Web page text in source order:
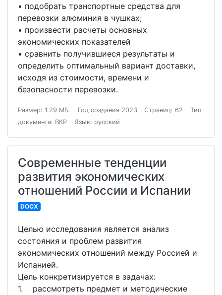
• подобрать транспортные средства для
перевозки алюминия в чушках;
• произвести расчеты основных
экономических показателей
• сравнить получившиеся результаты и
определить оптимальный вариант доставки,
исходя из стоимости, времени и
безопасности перевозки.
Размер: 1.29 МБ. Год создания 2023 Страниц: 62
Тип
документа: ВКР
Язык: русский
Современные тенденции
развития экономических
отношений России и Испании
DOCX
Целью исследования является анализ
состояния и проблем развития
экономических отношений между Россией и
Испанией.
Цель конкретизируется в задачах:
1. рассмотреть предмет и методические